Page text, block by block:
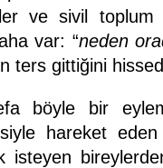
ve sivil
var: “neden
ters gittiğini
böyle bir
hareket
isteyen